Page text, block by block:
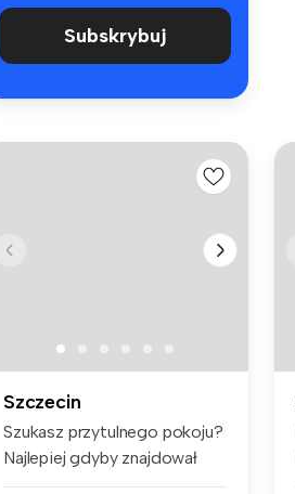
Subskrybuj
Szczecin
Szukasz przytulnego pokoju?
Najlepiej gdyby znajdował